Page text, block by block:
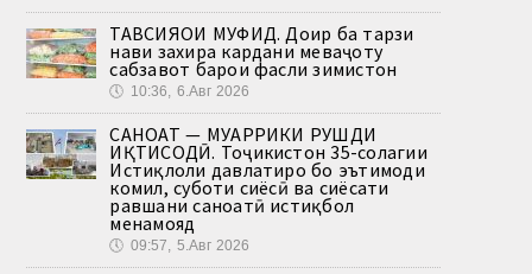
ТАВСИЯҲОИ МУФИД. Доир ба тарзи
нави захира кардани меваҷоту
сабзавот барои фасли зимистон
🕔 10:36, 6.Авг 2026
САНОАТ — МУҲАРРИКИ РУШДИ
ИҚТИСОДӢ. Тоҷикистон 35-солагии
Истиқлоли давлатиро бо эътимоди
комил, суботи сиёсӣ ва сиёсати
равшани саноатӣ истиқбол
менамояд
🕔 09:57, 5.Авг 2026